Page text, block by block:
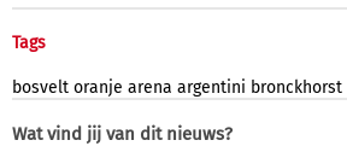
Tags
bosvelt oranje arena argentini bronckhorst
Wat vind jij van dit nieuws?